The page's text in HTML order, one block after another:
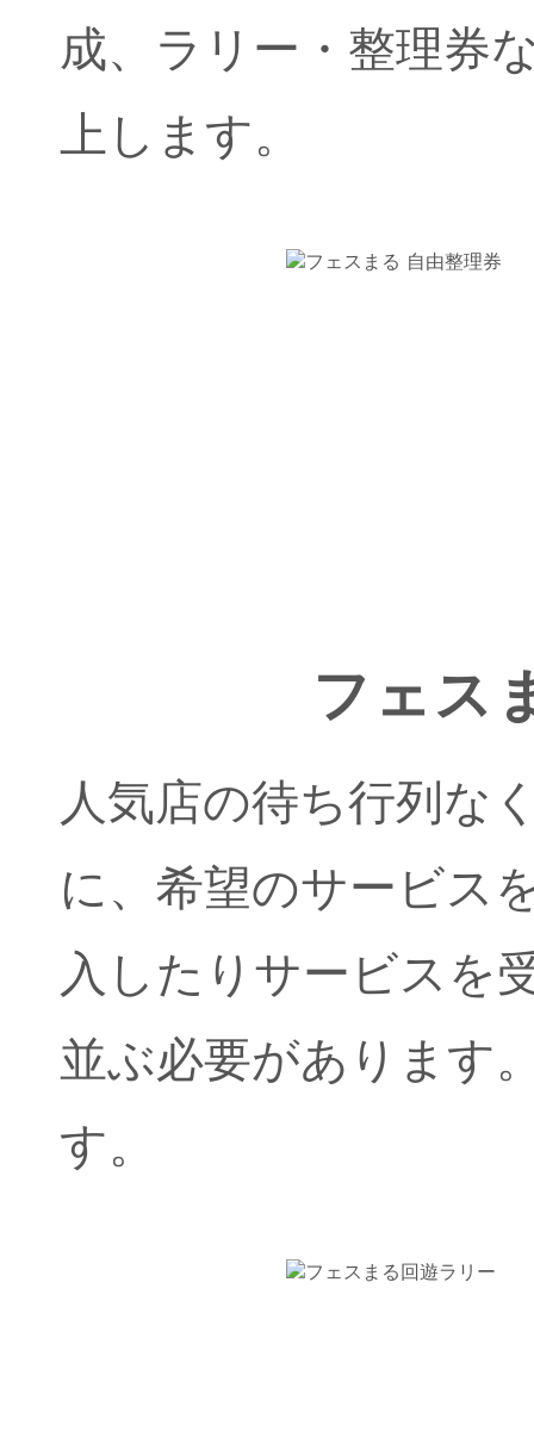
成、ラリー・整理券
上します。
フェス
人気店の待ち行列な
に、希望のサービス
入したりサービスを
並ぶ必要があります
す。